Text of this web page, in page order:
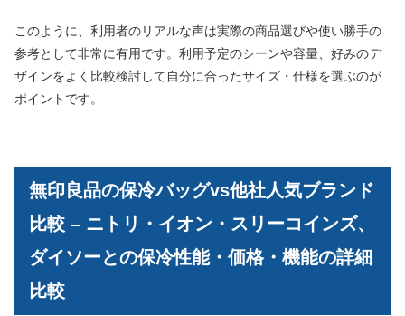
このように、利用者のリアルな声は実際の商品選びや使い勝手の
参考として非常に有用です。利用予定のシーンや容量、好みのデ
ザインをよく比較検討して自分に合ったサイズ・仕様を選ぶのが
ポイントです。
無印良品の保冷バッグvs他社人気ブランド
比較 – ニトリ・イオン・スリーコインズ、
ダイソーとの保冷性能・価格・機能の詳細
比較